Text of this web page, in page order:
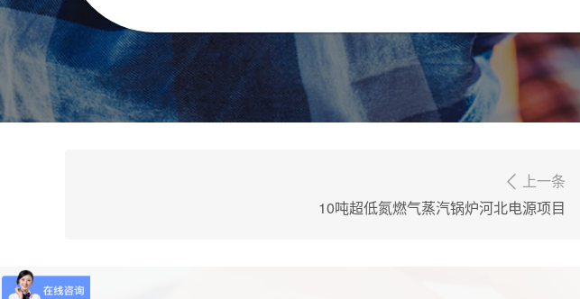
上一条
10吨超低氮燃气蒸汽锅炉河北电源项目